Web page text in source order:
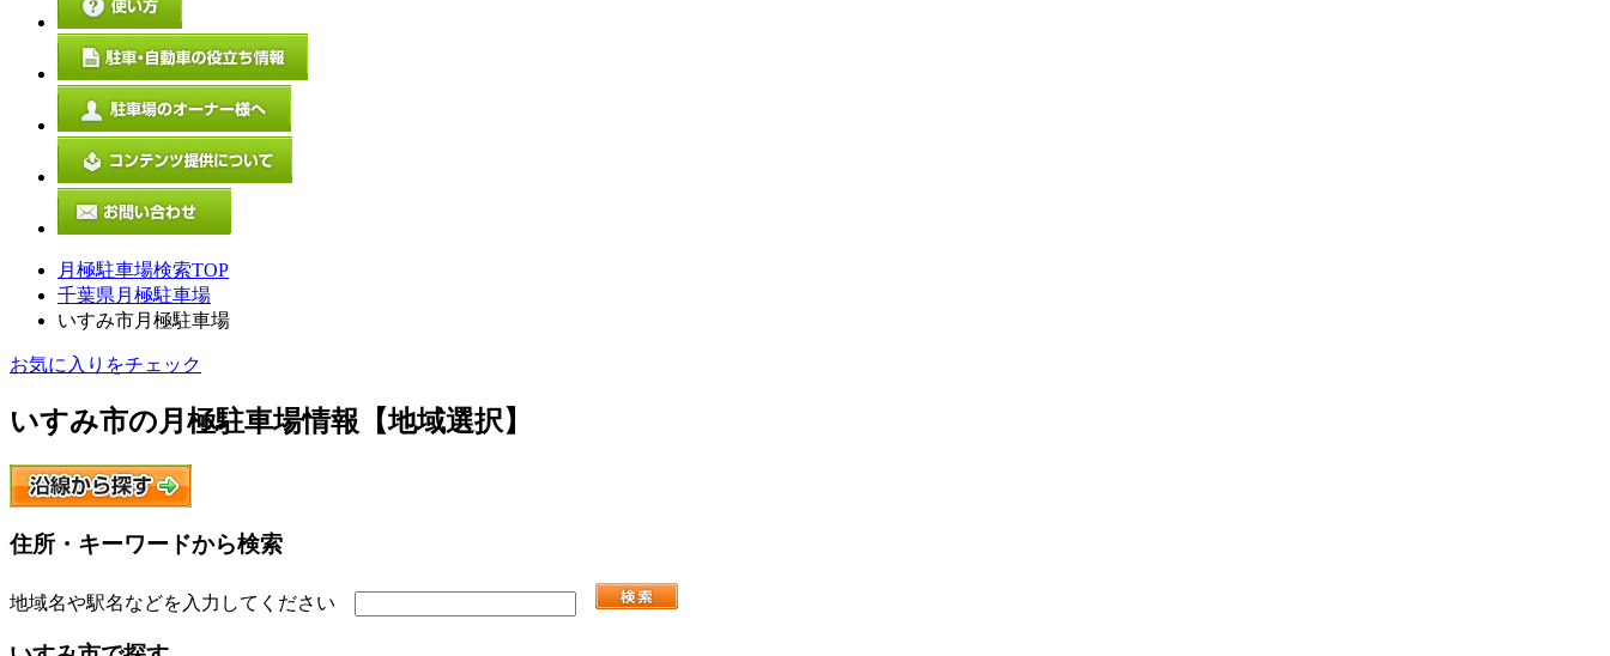
月極駐車場検索TOP
千葉県月極駐車場
いすみ市月極駐車場
お気に入りをチェック
いすみ市の月極駐車場情報【地域選択】
住所・キーワードから検索
地域名や駅名などを入力してください